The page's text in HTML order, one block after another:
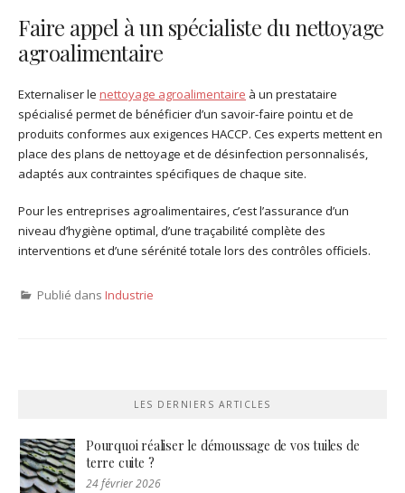
Faire appel à un spécialiste du nettoyage
agroalimentaire
Externaliser le nettoyage agroalimentaire à un prestataire
spécialisé permet de bénéficier d’un savoir-faire pointu et de
produits conformes aux exigences HACCP. Ces experts mettent en
place des plans de nettoyage et de désinfection personnalisés,
adaptés aux contraintes spécifiques de chaque site.
Pour les entreprises agroalimentaires, c’est l’assurance d’un
niveau d’hygiène optimal, d’une traçabilité complète des
interventions et d’une sérénité totale lors des contrôles officiels.
Publié dans Industrie
LES DERNIERS ARTICLES
Pourquoi réaliser le démoussage de vos tuiles de
terre cuite ?
24 février 2026